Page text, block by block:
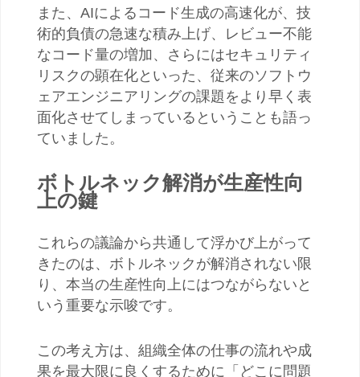
また、 AIによるコード生成の高速化が、技
術的負債の急速な積み上げ、レビュー不能
なコード量の増加、さらにはセキュリティ
リスクの顕在化といった、従来のソフトウ
ェアエンジニアリングの課題をより早く表
面化させてしまっているということも語っ
ていました。
ボトルネック解消が生産性向
上の鍵
これらの議論から共通して浮かび上がって
きたのは、ボトルネックが解消されない限
り、本当の生産性向上にはつながらないと
いう重要な示唆です。
この考え方は、組織全体の仕事の流れや成
果を最大限に良くするために「どこに問題